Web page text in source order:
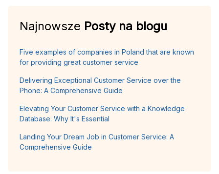
Najnowsze Posty na blogu
Five examples of companies in Poland that are known
for providing great customer service
Delivering Exceptional Customer Service over the
Phone: A Comprehensive Guide
Elevating Your Customer Service with a Knowledge
Database: Why It's Essential
Landing Your Dream Job in Customer Service: A
Comprehensive Guide